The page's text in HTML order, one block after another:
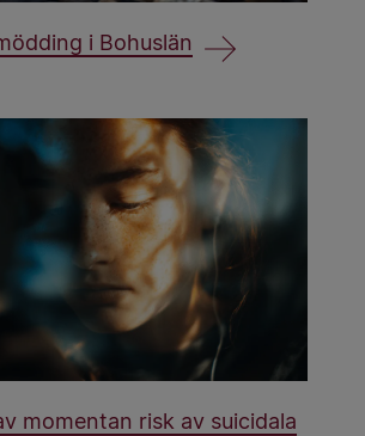
i Bohuslän
momentan risk av suicidala